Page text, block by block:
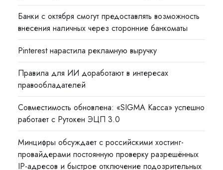
Банки с октября смогут предоставлять возможность
внесения наличных через сторонние банкоматы
Pinterest нарастила рекламную выручку
Правила для ИИ доработают в интересах
правообладателей
Совместимость обновлена: «SIGMA Касса» успешно
работает с Рутокен ЭЦП 3.0
Минцифры обсуждает с российскими хостинг-
провайдерами постоянную проверку разрешённых
IP-адресов и быстрое отключение подозрительных